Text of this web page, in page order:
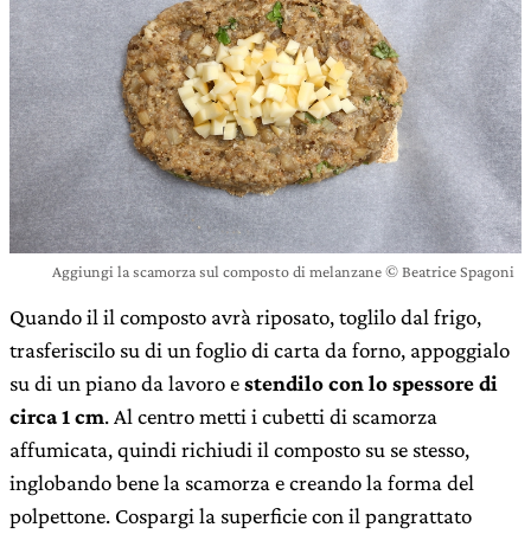
Aggiungi la scamorza sul composto di melanzane © Beatrice Spagoni
Quando il il composto avrà riposato, toglilo dal frigo,
trasferiscilo su di un foglio di carta da forno, appoggialo
su di un piano da lavoro estendilo con lo spessore di
circa 1 cm. Al centro metti i cubetti di scamorza
affumicata, quindi richiudi il composto su se stesso,
inglobando bene la scamorza e creando la forma del
polpettone. Cospargi la superficie con il pangrattato